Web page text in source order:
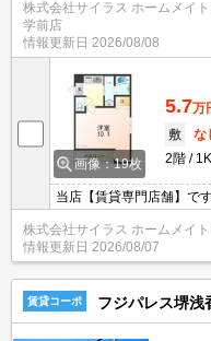
せ♪初期費用がご心配な方
お部屋探し頂けます。
株式会社サイラス ホームメイ
学前店
情報更新日 2026/08/08
画像：19枚
5.7万
敷
な
2階
1K
当店【賃貸専門店舗】で
い！どこにある物件でも
せ♪初期費用がご心配な
お部屋探し頂けます。
株式会社サイラス ホームメイ
情報更新日 2026/08/07
賃貸コーポ フジパレス堺浅